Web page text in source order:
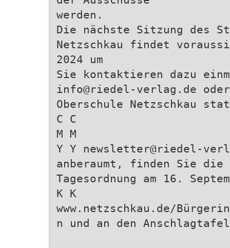
werden.
Die nächste Sitzung des
Netzschkau findet
2024 um
Sie kontaktieren dazu
info@riedel-verlag.de
Oberschule Netzschkau
C C
M M
Y Y newsletter@riedel-
anberaumt, finden Sie die
Tagesordnung am 16.
K K
www.netzschkau.de/
n und an den